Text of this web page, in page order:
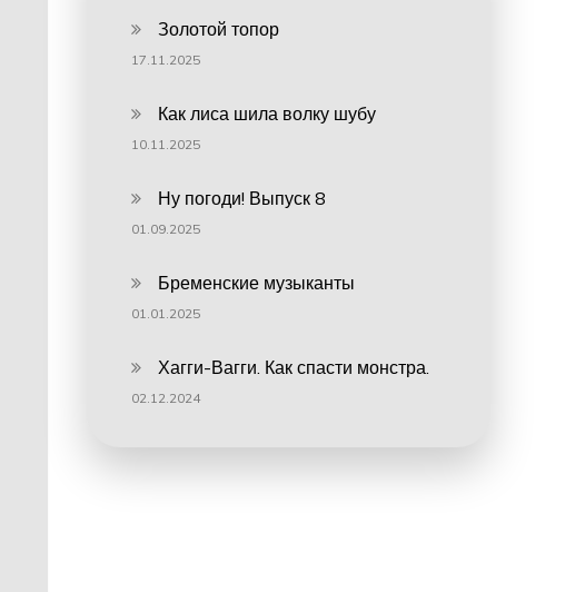
Золотой топор
17.11.2025
Как лиса шила волку шубу
10.11.2025
Ну погоди! Выпуск 8
01.09.2025
Бременские музыканты
01.01.2025
Хагги-Вагги. Как спасти монстра.
02.12.2024